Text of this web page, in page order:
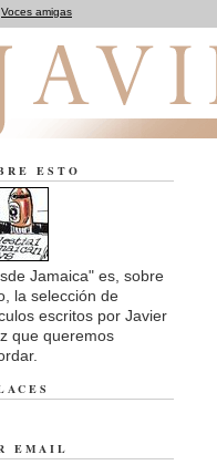
Voces amigas
ESTO
Jamaica" es, sobre
la selección de
escritos por Javier
que queremos
EMAIL